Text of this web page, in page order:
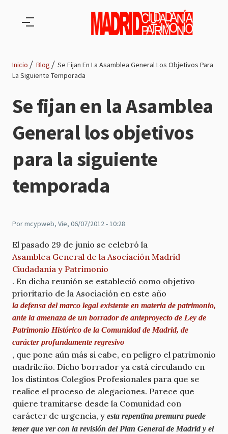
de
navegación
Inicio Blog
Se Fijan En La Asamblea General Los Objetivos Para
La Siguiente Temporada
Se fijan en la Asamblea
General los objetivos
para la siguiente
temporada
Pormcypweb, Vie, 06/07/2012 - 10:28
El pasado 29 de junio se celebró la
Asamblea General de la Asociación Madrid
Ciudadanía y Patrimonio
. En dicha reunión se estableció como objetivo
prioritario de la Asociación en este año
la defensa del marco legal existente en materia de patrimonio,
ante la amenaza de un borrador de anteproyecto de Ley de
Patrimonio Histórico de la Comunidad de Madrid, de
carácter profundamente regresivo
, que pone aún más si cabe, en peligro el patrimonio
madrileño. Dicho borrador ya está circulando en
los distintos Colegios Profesionales para que se
realice el proceso de alegaciones. Parece que
quiere tramitarse desde la Comunidad con
carácter de urgencia, y esta repentina premura puede
tener que ver con la revisión del Plan General de Madrid y el